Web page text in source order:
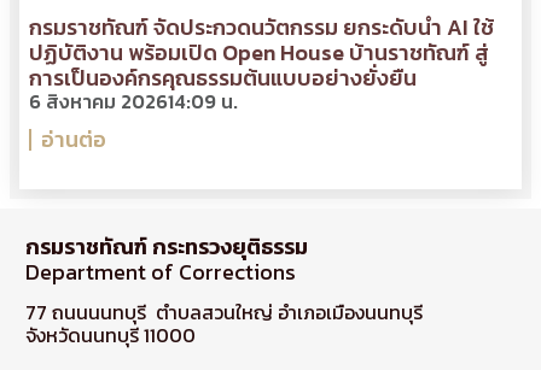
กรมราชทัณฑ์ จัดประกวดนวัตกรรม ยกระดับนำ AI ใช้
ปฏิบัติงาน พร้อมเปิด Open House บ้านราชทัณฑ์ สู่
การเป็นองค์กรคุณธรรมต้นแบบอย่างยั่งยืน
6 สิงหาคม 202614:09 น.
อ่านต่อ
กรมราชทัณฑ์ กระทรวงยุติธรรม
Department of Corrections
77 ถนนนนทบุรี ตำบลสวนใหญ่ อำเภอเมืองนนทบุรี
จังหวัดนนทบุรี 11000